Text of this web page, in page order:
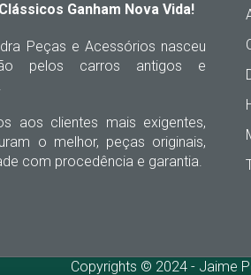
Ganham Nova Vida!
Peças e Acessórios nasceu
pelos carros antigos e
aos clientes mais exigentes,
o melhor, peças originais,
com procedência e garantia.
Copyrights © 2024 - Jaime